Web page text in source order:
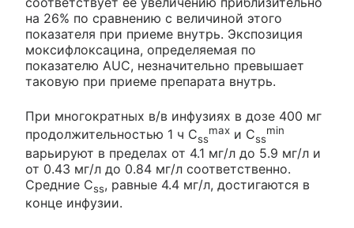
на 26% по сравнению с величиной этого
показателя при приеме внутрь. Экспозиция
моксифлоксацина, определяемая по
показателю AUC, незначительно превышает
таковую при приеме препарата внутрь.
При многократных в/в инфузиях в дозе 400 мг
продолжительностью 1 ч Css
max и Css
min
варьируют в пределах от 4.1 мг/л до 5.9 мг/л и
от 0.43 мг/л до 0.84 мг/л соответственно.
Средние Css, равные 4.4 мг/л, достигаются в
конце инфузии.